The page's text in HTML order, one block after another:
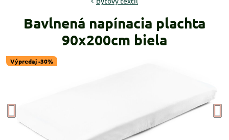
Výpredaj -30%
Bavlnená napínacia plachta
90x200cm biela